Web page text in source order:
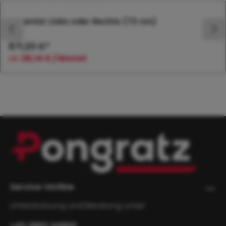
Seitentür Links oder Rechts (72 cm)
871,20 €*
ab 26,14 € / Monat
Service-Hotline